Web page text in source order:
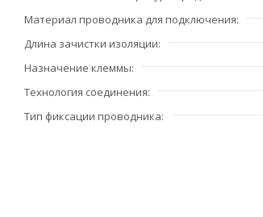
Материал проводника для подключения
Длина зачистки изоляции
Назначение клеммы
Технология соединения
Тип фиксации проводника